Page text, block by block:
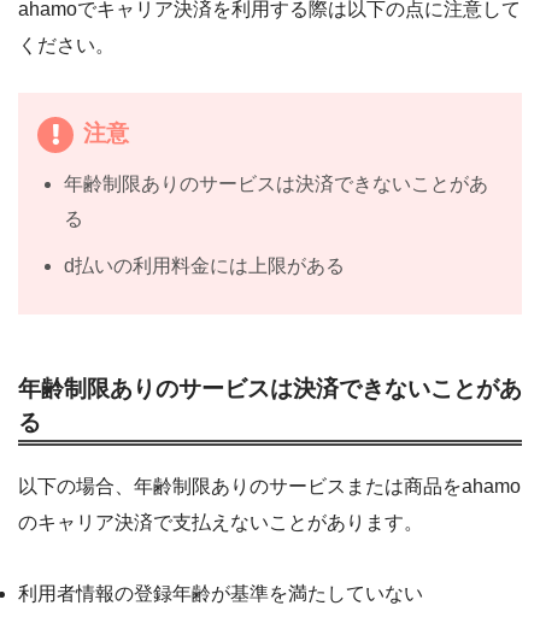
ahamoでキャリア決済を利用する際は以下の点に注意して
ください。
注意
年齢制限ありのサービスは決済できないことがあ
る
d払いの利用料金には上限がある
年齢制限ありのサービスは決済できないことがあ
る
以下の場合、年齢制限ありのサービスまたは商品をahamo
のキャリア決済で支払えないことがあります。
利用者情報の登録年齢が基準を満たしていない